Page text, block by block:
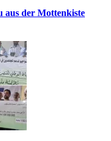
aus der Mottenkiste